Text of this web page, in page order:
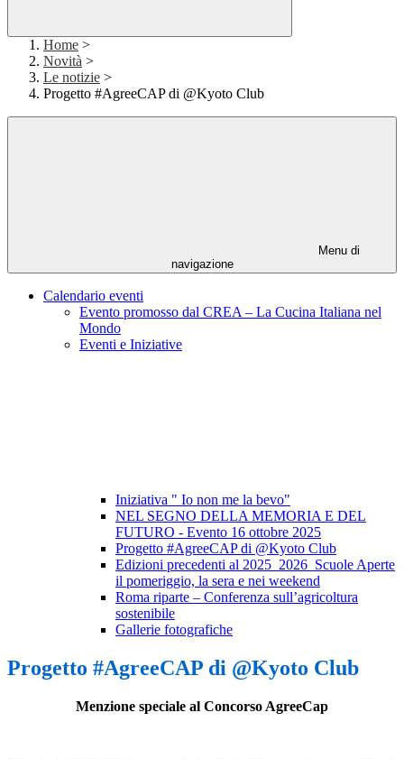
Home >
Novità >
Le notizie >
Progetto #AgreeCAP di @Kyoto Club
Menu di
navigazione
Calendario eventi
Evento promosso dal CREA – La Cucina Italiana nel
Mondo
Eventi e Iniziative
Iniziativa " Io non me la bevo"
NEL SEGNO DELLA MEMORIA E DEL
FUTURO - Evento 16 ottobre 2025
Progetto #AgreeCAP di @Kyoto Club
Edizioni precedenti al 2025_2026_Scuole Aperte
il pomeriggio, la sera e nei weekend
Roma riparte – Conferenza sull’agricoltura
sostenibile
Gallerie fotografiche
Progetto #AgreeCAP di @Kyoto Club
Menzione speciale al Concorso AgreeCap